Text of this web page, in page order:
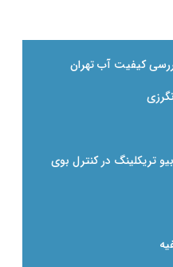
کیفیت آب تهران
تریکلینگ در کنترل بوی